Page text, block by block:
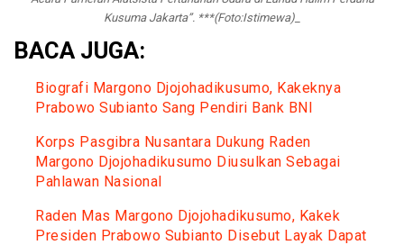
Kusuma Jakarta”. ***(Foto:Istimewa)_
BACA JUGA:
Biografi Margono Djojohadikusumo, Kakeknya
Prabowo Subianto Sang Pendiri Bank BNI
Korps Pasgibra Nusantara Dukung Raden
Margono Djojohadikusumo Diusulkan Sebagai
Pahlawan Nasional
Raden Mas Margono Djojohadikusumo, Kakek
Presiden Prabowo Subianto Disebut Layak Dapat